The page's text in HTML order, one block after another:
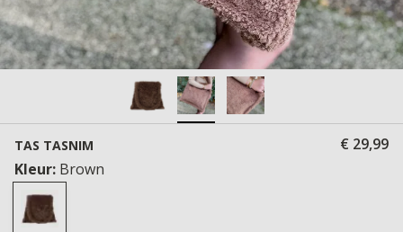
TAS TASNIM
€ 29,99
Kleur: Brown